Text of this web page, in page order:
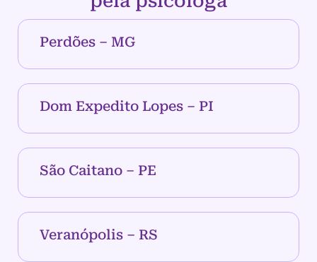
Perdões – MG
Dom Expedito Lopes – PI
São Caitano – PE
Veranópolis – RS